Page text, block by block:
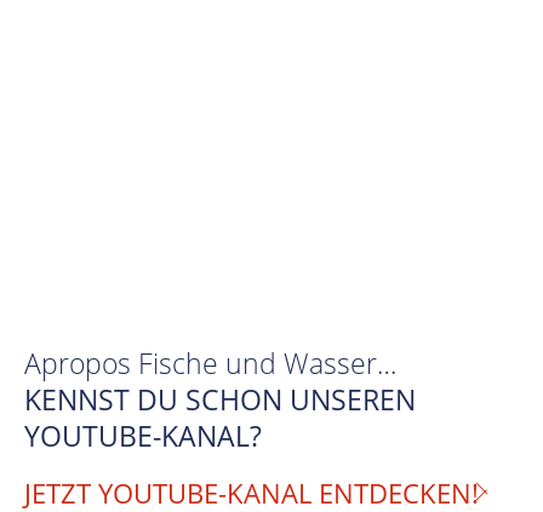
Apropos Fische und Wasser…
KENNST DU SCHON UNSEREN
YOUTUBE-KANAL?
JETZT YOUTUBE-KANAL ENTDECKEN!